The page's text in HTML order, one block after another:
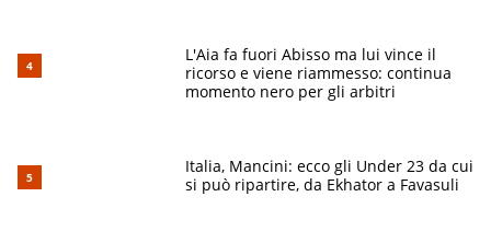
L'Aia fa fuori Abisso ma lui vince il
ricorso e viene riammesso: continua
momento nero per gli arbitri
Italia, Mancini: ecco gli Under 23 da cui
si può ripartire, da Ekhator a Favasuli